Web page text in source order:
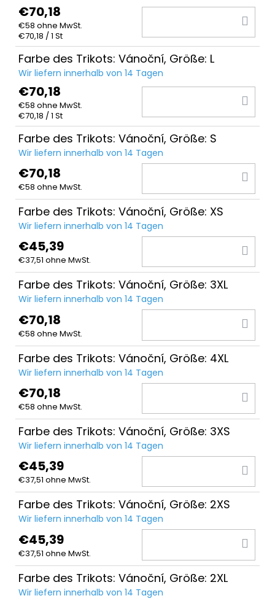
€70,18
€58 ohne MwSt.
Verkaufspreis:
€70,18 / 1 St
Farbe des Trikots: Vánoční, Größe: L
Wir liefern innerhalb von 14 Tagen
€70,18
€58 ohne MwSt.
Verkaufspreis:
€70,18 / 1 St
Farbe des Trikots: Vánoční, Größe: S
Wir liefern innerhalb von 14 Tagen
€70,18
€58 ohne MwSt.
Farbe des Trikots: Vánoční, Größe: XS
Wir liefern innerhalb von 14 Tagen
€45,39
€37,51 ohne MwSt.
Farbe des Trikots: Vánoční, Größe: 3XL
Wir liefern innerhalb von 14 Tagen
€70,18
€58 ohne MwSt.
Farbe des Trikots: Vánoční, Größe: 4XL
Wir liefern innerhalb von 14 Tagen
€70,18
€58 ohne MwSt.
Farbe des Trikots: Vánoční, Größe: 3XS
Wir liefern innerhalb von 14 Tagen
€45,39
€37,51 ohne MwSt.
Farbe des Trikots: Vánoční, Größe: 2XS
Wir liefern innerhalb von 14 Tagen
€45,39
€37,51 ohne MwSt.
Farbe des Trikots: Vánoční, Größe: 2XL
Wir liefern innerhalb von 14 Tagen